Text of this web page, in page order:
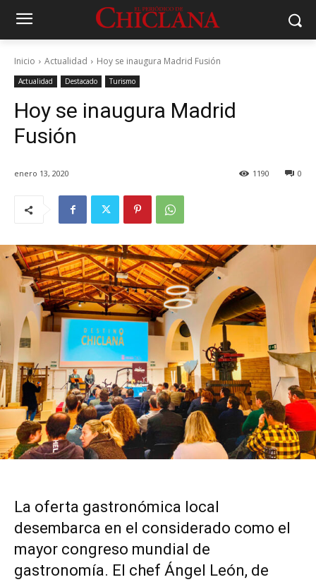
Inicio Actualidad Hoy se inaugura Madrid Fusión
Actualidad Destacado Turismo
Hoy se inaugura Madrid
Fusión
enero 13, 2020 0
1190
La oferta gastronómica local
desembarca en el considerado como el
mayor congreso mundial de
gastronomía. El chef Ángel León, de